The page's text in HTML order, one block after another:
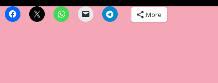
More